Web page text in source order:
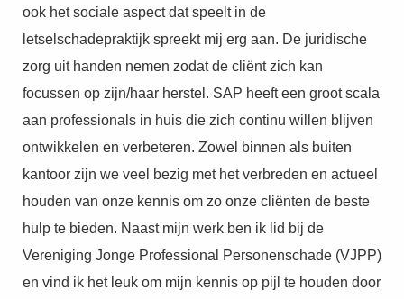
ook het sociale aspect dat speelt in de
letselschadepraktijk spreekt mij erg aan. De juridische
zorg uit handen nemen zodat de cliënt zich kan
focussen op zijn/haar herstel. SAP heeft een groot scala
aan professionals in huis die zich continu willen blijven
ontwikkelen en verbeteren. Zowel binnen als buiten
kantoor zijn we veel bezig met het verbreden en actueel
houden van onze kennis om zo onze cliënten de beste
hulp te bieden. Naast mijn werk ben ik lid bij de
Vereniging Jonge Professional Personenschade (VJPP)
en vind ik het leuk om mijn kennis op pijl te houden door